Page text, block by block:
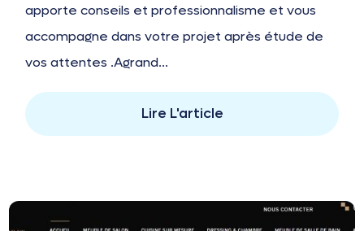
apporte conseils et professionnalisme et vous
accompagne dans votre projet après étude de
vos attentes .Agrand...
Lire L'article